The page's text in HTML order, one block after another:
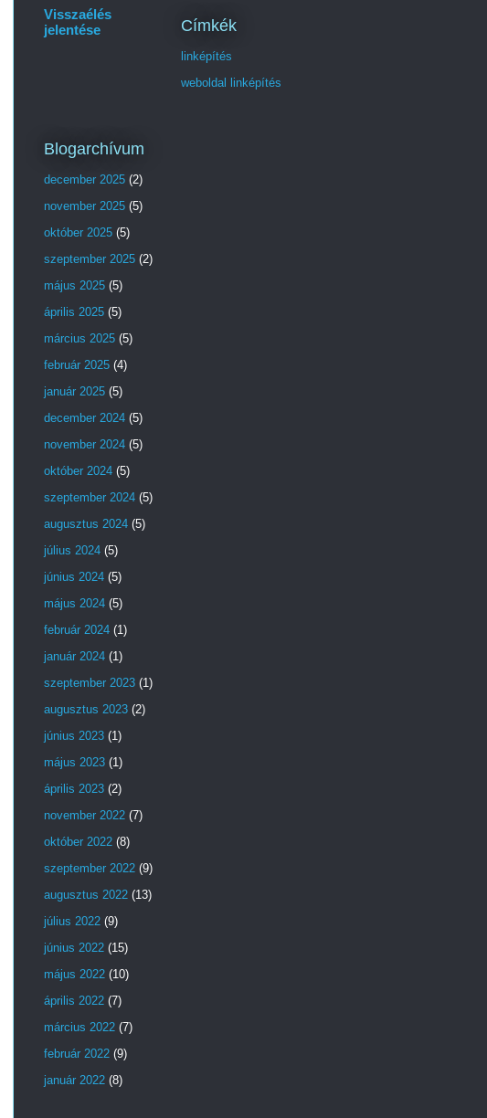
Visszaélés
jelentése
Címkék
linképítés
weboldal linképítés
Blogarchívum
december 2025 (2)
november 2025 (5)
október 2025 (5)
szeptember 2025 (2)
május 2025 (5)
április 2025 (5)
március 2025 (5)
február 2025 (4)
január 2025 (5)
december 2024 (5)
november 2024 (5)
október 2024 (5)
szeptember 2024 (5)
augusztus 2024 (5)
július 2024 (5)
június 2024 (5)
május 2024 (5)
február 2024 (1)
január 2024 (1)
szeptember 2023 (1)
augusztus 2023 (2)
június 2023 (1)
május 2023 (1)
április 2023 (2)
november 2022 (7)
október 2022 (8)
szeptember 2022 (9)
augusztus 2022 (13)
július 2022 (9)
június 2022 (15)
május 2022 (10)
április 2022 (7)
március 2022 (7)
február 2022 (9)
január 2022 (8)